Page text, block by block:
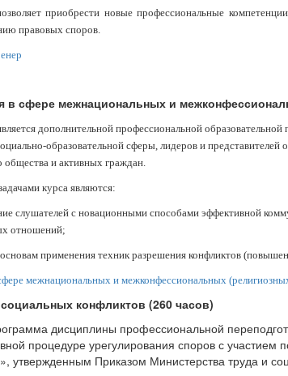
приобрести новые профессиональные
правовых споров.
в сфере межнациональных и
дополнительной профессиональной
образовательной сферы, лидеров и
общества и активных граждан.
курса являются:
слушателей с новационными способами эффективной
отношений;
применения техник разрешения конфликтов
межнациональных и межконфессиональных
конфликтов (260 часов)
дисциплины профессиональной
процедуре урегулирования споров с
утвержденным Приказом Министерства труда и